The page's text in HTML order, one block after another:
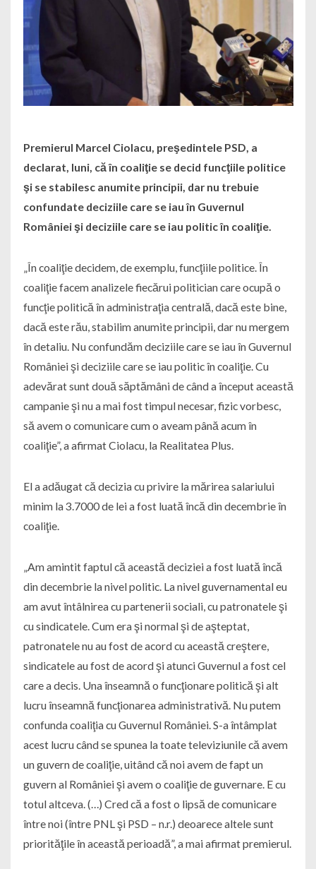
Premierul Marcel Ciolacu, preşedintele PSD, a
declarat, luni, că în coaliţie se decid funcţiile politice
şi se stabilesc anumite principii, dar nu trebuie
confundate deciziile care se iau în Guvernul
României şi deciziile care se iau politic în coaliţie.
„În coaliţie decidem, de exemplu, funcţiile politice. În
coaliţie facem analizele fiecărui politician care ocupă o
funcţie politică în administraţia centrală, dacă este bine,
dacă este rău, stabilim anumite principii, dar nu mergem
în detaliu. Nu confundăm deciziile care se iau în Guvernul
României şi deciziile care se iau politic în coaliţie. Cu
adevărat sunt două săptămâni de când a început această
campanie şi nu a mai fost timpul necesar, fizic vorbesc,
să avem o comunicare cum o aveam până acum în
coaliţie”, a afirmat Ciolacu, la Realitatea Plus.
El a adăugat că decizia cu privire la mărirea salariului
minim la 3.7000 de lei a fost luată încă din decembrie în
coaliţie.
„Am amintit faptul că această deciziei a fost luată încă
din decembrie la nivel politic. La nivel guvernamental eu
am avut întâlnirea cu partenerii sociali, cu patronatele şi
cu sindicatele. Cum era şi normal şi de aşteptat,
patronatele nu au fost de acord cu această creştere,
sindicatele au fost de acord şi atunci Guvernul a fost cel
care a decis. Una înseamnă o funcţionare politică şi alt
lucru înseamnă funcţionarea administrativă. Nu putem
confunda coaliţia cu Guvernul României. S-a întâmplat
acest lucru când se spunea la toate televiziunile că avem
un guvern de coaliţie, uitând că noi avem de fapt un
guvern al României şi avem o coaliţie de guvernare. E cu
totul altceva. (…) Cred că a fost o lipsă de comunicare
între noi (între PNL şi PSD – n.r.) deoarece altele sunt
priorităţile în această perioadă”, a mai afirmat premierul.